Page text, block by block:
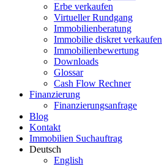
Erbe verkaufen
Virtueller Rundgang
Immobilienberatung
Immobilie diskret verkaufen
Immobilienbewertung
Downloads
Glossar
Cash Flow Rechner
Finanzierung
Finanzierungsanfrage
Blog
Kontakt
Immobilien Suchauftrag
Deutsch
English